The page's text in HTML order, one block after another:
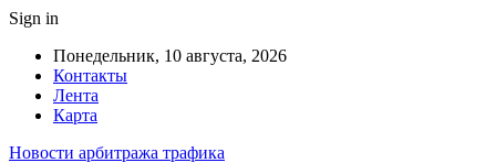
Sign in
Понедельник, 10 августа, 2026
Контакты
Лента
Карта
Новости арбитража трафика